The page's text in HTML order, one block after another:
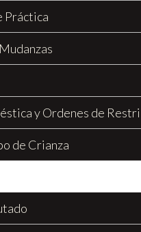
Práctica
y Ordenes de
de Crianza